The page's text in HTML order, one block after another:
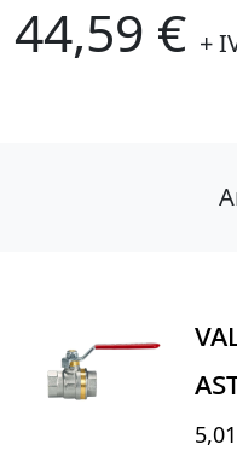
44,59 € +